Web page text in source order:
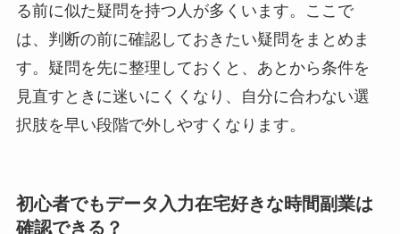
る前に似た疑問を持つ人が多くいます。ここで
は、判断の前に確認しておきたい疑問をまとめま
す。疑問を先に整理しておくと、あとから条件を
見直すときに迷いにくくなり、自分に合わない選
択肢を早い段階で外しやすくなります。
初心者でもデータ入力在宅好きな時間副業は
確認できる？